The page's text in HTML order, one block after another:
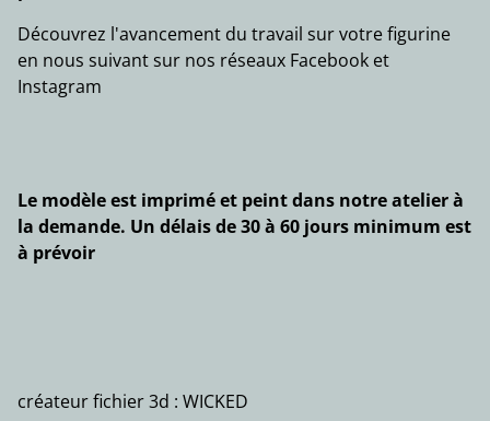
Découvrez l'avancement du travail sur votre figurine
en nous suivant sur nos réseaux Facebook et
Instagram
Le modèle est imprimé et peint dans notre atelier à
la demande. Un délais de 30 à 60 jours minimum est
à prévoir
créateur fichier 3d : WICKED